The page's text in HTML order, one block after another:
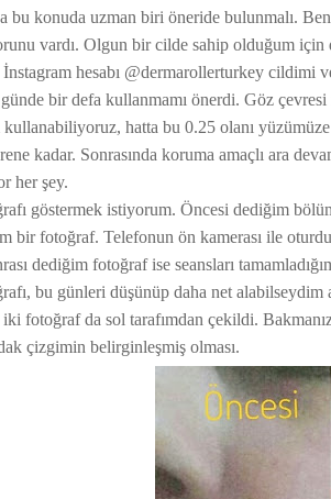
bu konuda uzman biri öneride bulunmalı.
vardı. Olgun bir cilde sahip olduğum
hesabı @dermarollerturkey cildimi
bir defa kullanmamı önerdi. Göz
kullanabiliyoruz, hatta bu 0.25 olanı
kadar. Sonrasında koruma amaçlı ara
her şey.
göstermek istiyorum. Öncesi dediğim
bir fotoğraf. Telefonun ön kamerası ile
dediğim fotoğraf ise seansları
bu günleri düşünüp daha net
fotoğraf da sol tarafımdan çekildi.
çizgimin belirginleşmiş olması.